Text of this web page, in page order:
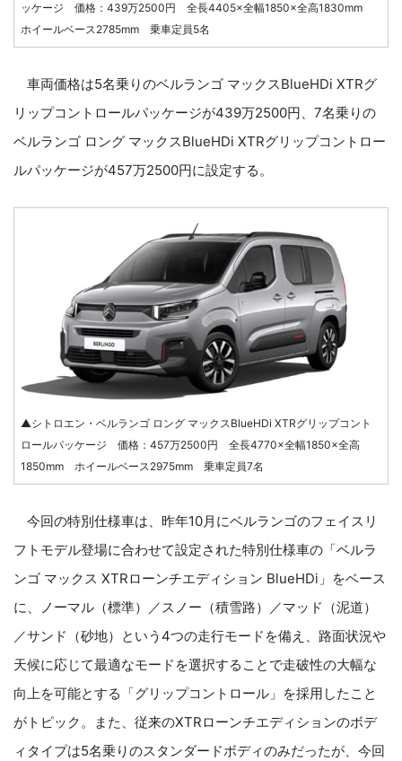
ッケージ 価格：439万2500円 全長4405×全幅1850×全高1830mm
ホイールベース2785mm 乗車定員5名
車両価格は5名乗りのベルランゴ マックスBlueHDi XTRグ
リップコントロールパッケージが439万2500円、7名乗りの
ベルランゴ ロング マックスBlueHDi XTRグリップコントロー
ルパッケージが457万2500円に設定する。
▲シトロエン・ベルランゴ ロング マックスBlueHDi XTRグリップコント
ロールパッケージ 価格：457万2500円 全長4770×全幅1850×全高
1850mm ホイールベース2975mm 乗車定員7名
今回の特別仕様車は、昨年10月にベルランゴのフェイスリ
フトモデル登場に合わせて設定された特別仕様車の「ベルラ
ンゴ マックス XTRローンチエディション BlueHDi」をベース
に、ノーマル（標準）／スノー（積雪路）／マッド（泥道）
／サンド（砂地）という4つの走行モードを備え、路面状況や
天候に応じて最適なモードを選択することで走破性の大幅な
向上を可能とする「グリップコントロール」を採用したこと
がトピック。また、従来のXTRローンチエディションのボデ
ィタイプは5名乗りのスタンダードボディのみだったが、今回